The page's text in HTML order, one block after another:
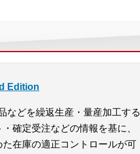
Edition
などを繰返生産・量産加工する
確定受注などの情報を基に、
在庫の適正コントロールが可